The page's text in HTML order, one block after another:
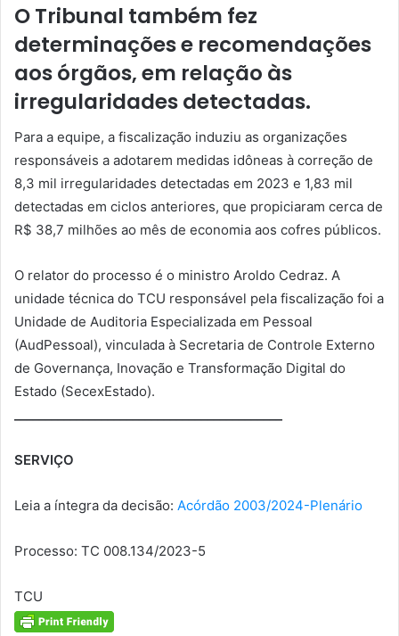
O Tribunal também fez
determinações e recomendações
aos órgãos, em relação às
irregularidades detectadas.
Para a equipe, a fiscalização induziu as organizações
responsáveis a adotarem medidas idôneas à correção de
8,3 mil irregularidades detectadas em 2023 e 1,83 mil
detectadas em ciclos anteriores, que propiciaram cerca de
R$ 38,7 milhões ao mês de economia aos cofres públicos.
O relator do processo é o ministro Aroldo Cedraz. A
unidade técnica do TCU responsável pela fiscalização foi a
Unidade de Auditoria Especializada em Pessoal
(AudPessoal), vinculada à Secretaria de Controle Externo
de Governança, Inovação e Transformação Digital do
Estado (SecexEstado).
SERVIÇO
Leia a íntegra da decisão: Acórdão 2003/2024-Plenário
Processo: TC 008.134/2023-5
TCU